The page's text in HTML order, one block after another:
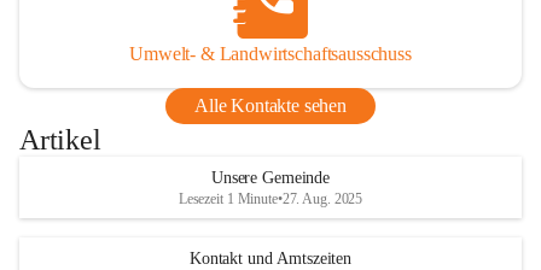
Umwelt- & Landwirtschaftsausschuss
Alle Kontakte sehen
Artikel
Unsere Gemeinde
Lesezeit 1 Minute•27. Aug. 2025
Kontakt und Amtszeiten